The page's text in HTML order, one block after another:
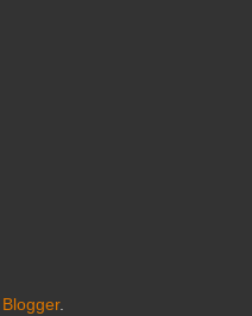
Blogger.